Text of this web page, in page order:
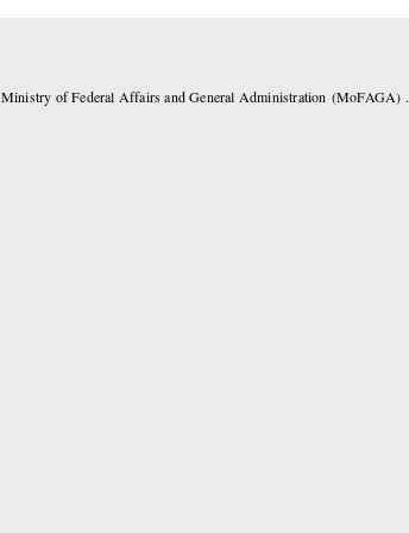
Ministry of Federal Affairs and General Administration (MoFAGA) .